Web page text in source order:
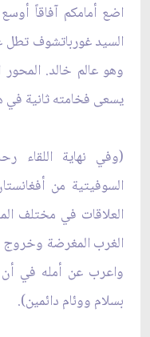
اضع أمامكم آفاقاً
السيد غورباتشوف تطل
وهو عالم خالد.
يسعى فخامته ثانية في
(وفي نهاية اللقاء
السوفيتية من
العلاقات في مختلف
الغرب المغرضة وخروج
واعرب عن أمله في أن
بسلام ووئام دائمين‏).